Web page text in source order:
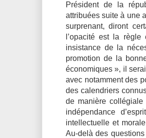
Président de la
attribuées suite à une
surprenant, diront
l’opacité est la
insistance de la
promotion de la
économiques », il
avec notamment des
des calendriers
de manière
indépendance
intellectuelle et
Au-delà des